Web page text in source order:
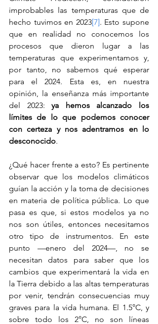
improbables las temperaturas que de
hecho tuvimos en 2023[7]. Esto supone
que en realidad no conocemos los
procesos que dieron lugar a las
temperaturas que experimentamos y,
por tanto, no sabemos qué esperar
para el 2024. Esta es, en nuestra
opinión, la enseñanza más importante
del 2023: ya hemos alcanzado los
límites de lo que podemos conocer
con certeza y nos adentramos en lo
desconocido.
¿Qué hacer frente a esto? Es pertinente
observar que los modelos climáticos
guían la acción y la toma de decisiones
en materia de política pública. Lo que
pasa es que, si estos modelos ya no
nos son útiles, entonces necesitamos
otro tipo de instrumentos. En este
punto —enero del 2024—, no se
necesitan datos para saber que los
cambios que experimentará la vida en
la Tierra debido a las altas temperaturas
por venir, tendrán consecuencias muy
graves para la vida humana. El 1.5°C, y
sobre todo los 2°C, no son líneas